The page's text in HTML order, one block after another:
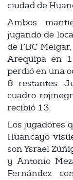
ciudad de
Ambos
jugando de
de FBC
Arequipa en
perdió en una
8 restantes.
cuadro
recibió 13.
Los jugadores
Huancayo
son Ysrael
y Antonio
Fernández